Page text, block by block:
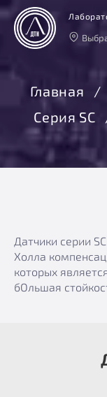
Главная
Серия SC
Датчики серии
Холла
которых
бОльшая